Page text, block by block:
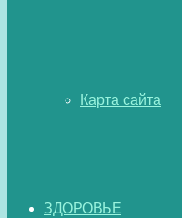
Карта сайта
ЗДОРОВЬЕ